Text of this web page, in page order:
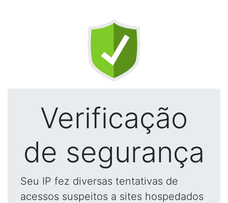
Verificação
de segurança
Seu IP fez diversas tentativas de
acessos suspeitos a sites hospedados